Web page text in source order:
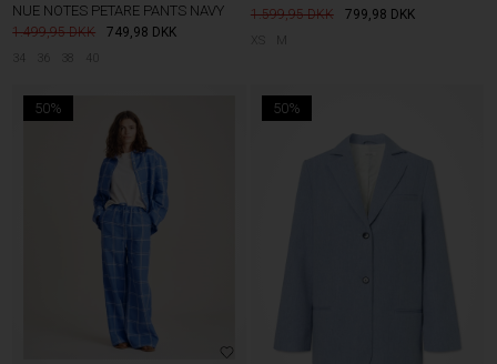
NUE NOTES PETARE PANTS NAVY
1.499,95 749,98 DKK
34 36 38 40
1.599,95 799,98 DKK
M
50% 50%